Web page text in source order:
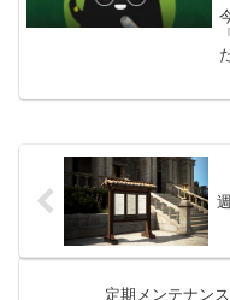
定期メンテナン